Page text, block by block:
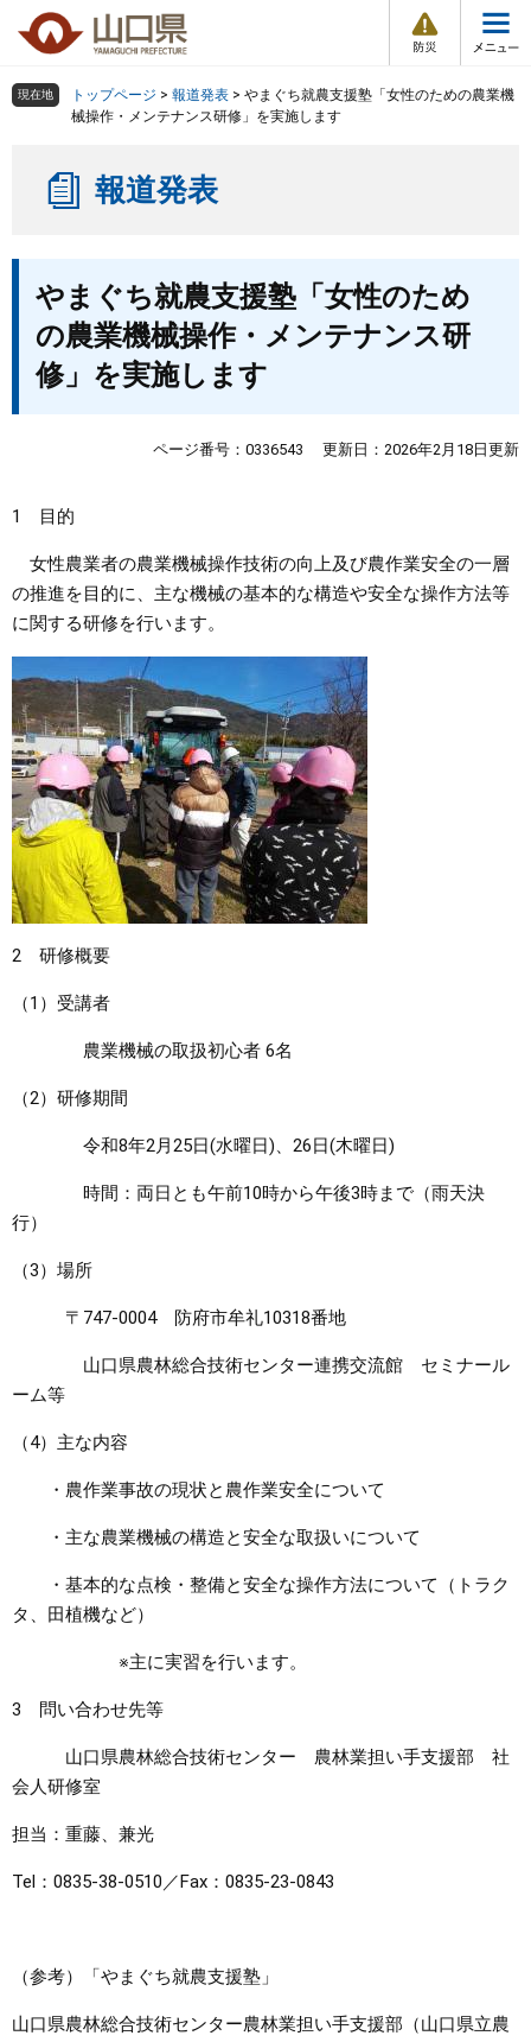
の
ー
情
報
メ
ュ
組織で探す
くらし・環境
健康・福祉
教育・文化・スポーツ
しごと・産業・観光
まちづくり
県政情報
検索の仕方 組織で探す
現在地 トップページ > 報道発表 > やまぐち就農支援塾「女性のための農業機
械操作・メンテナンス研修」を実施します
報道発表
やまぐち就農支援塾「女性のため
の農業機械操作・メンテナンス研
修」を実施します
ページ番号：0336543 更新日：2026年2月18日更新
1 目的
女性農業者の農業機械操作技術の向上及び農作業安全の一層
の推進を目的に、主な機械の基本的な構造や安全な操作方法等
に関する研修を行います。
2 研修概要
（1）受講者
農業機械の取扱初心者 6名
（2）研修期間
令和8年2月25日(水曜日)、26日(木曜日)
時間：両日とも午前10時から午後3時まで（雨天決
行）
（3）場所
〒747-0004 防府市牟礼10318番地
山口県農林総合技術センター連携交流館 セミナール
ーム等
（4）主な内容
・農作業事故の現状と農作業安全について
・主な農業機械の構造と安全な取扱いについて
・基本的な点検・整備と安全な操作方法について（トラク
タ、田植機など）
※主に実習を行います。
3 問い合わせ先等
山口県農林総合技術センター 農林業担い手支援部 社
会人研修室
担当：重藤、兼光
Tel：0835-38-0510／Fax：0835-23-0843
（参考）「やまぐち就農支援塾」
山口県農林総合技術センター農林業担い手支援部（山口県立農